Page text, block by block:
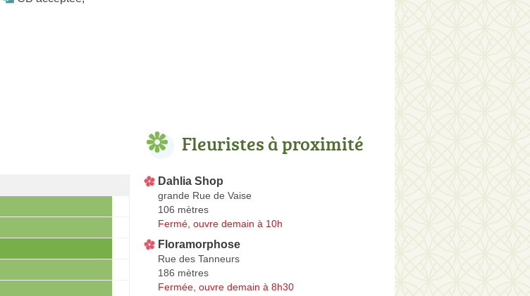
Fleuristes à proximité
Dahlia Shop
grande Rue de Vaise
106 mètres
Fermé, ouvre demain à 10h
Floramorphose
Rue des Tanneurs
186 mètres
Fermée, ouvre demain à 8h30